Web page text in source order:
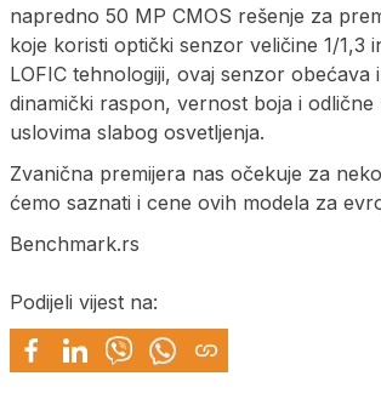
napredno 50 MP CMOS rešenje za
koje koristi optički senzor veličine 1/1,3
LOFIC tehnologiji, ovaj senzor obećava
dinamički raspon, vernost boja i odlične
uslovima slabog osvetljenja.
Zvanična premijera nas očekuje za
ćemo saznati i cene ovih modela za
Benchmark.rs
Podijeli vijest na: